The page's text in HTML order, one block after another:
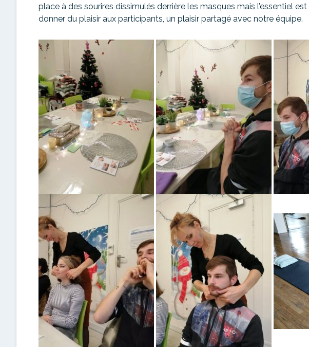
place à des sourires dissimulés derrière les masques mais l’essentiel
donner du plaisir aux participants, un plaisir partagé avec notre équipe.